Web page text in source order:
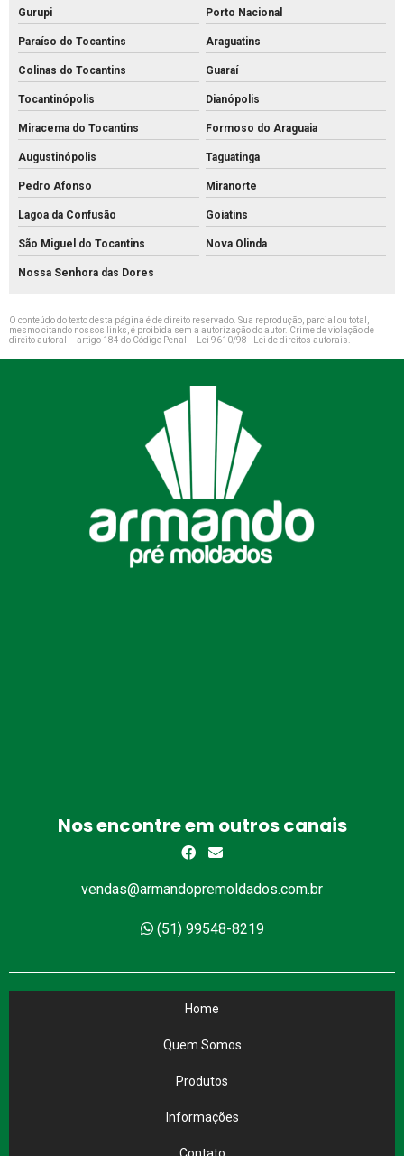
Gurupi Porto Nacional
Paraíso do Tocantins Araguatins
Colinas do Tocantins Guaraí
Tocantinópolis Dianópolis
Miracema do Tocantins Formoso do Araguaia
Augustinópolis Taguatinga
Pedro Afonso Miranorte
Lagoa da Confusão Goiatins
São Miguel do Tocantins Nova Olinda
Nossa Senhora das Dores
O conteúdo do texto desta página é de direito reservado. Sua reprodução, parcial ou total,
mesmo citando nossos links, é proibida sem a autorização do autor. Crime de violação de
direito autoral – artigo 184 do Código Penal –
Lei 9610/98 - Lei de direitos autorais
Nos encontre em outros canais
vendas@armandopremoldados.com.br
(51) 99548-8219
Home
Quem Somos
Produtos
Informações